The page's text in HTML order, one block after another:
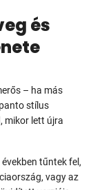
és
– ha más
stílus
mikor lett újra
tűntek fel,
vagy az